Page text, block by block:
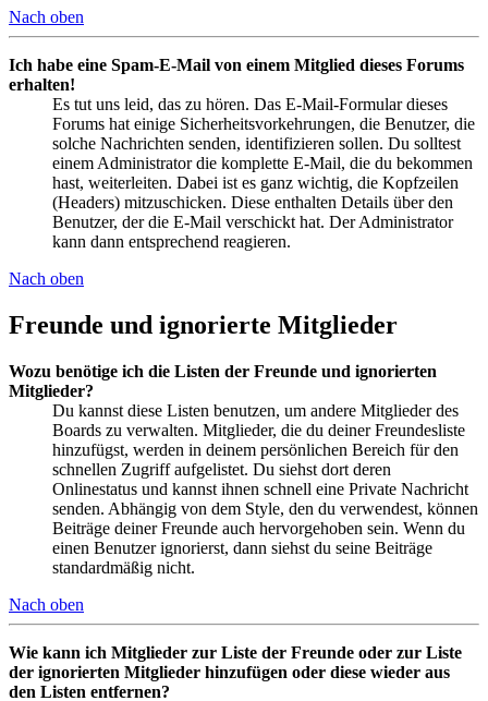
Nach oben
Ich habe eine Spam-E-Mail von einem Mitglied dieses Forums
erhalten!
Es tut uns leid, das zu hören. Das E-Mail-Formular dieses
Forums hat einige Sicherheitsvorkehrungen, die Benutzer, die
solche Nachrichten senden, identifizieren sollen. Du solltest
einem Administrator die komplette E-Mail, die du bekommen
hast, weiterleiten. Dabei ist es ganz wichtig, die Kopfzeilen
(Headers) mitzuschicken. Diese enthalten Details über den
Benutzer, der die E-Mail verschickt hat. Der Administrator
kann dann entsprechend reagieren.
Nach oben
Freunde und ignorierte Mitglieder
Wozu benötige ich die Listen der Freunde und ignorierten
Mitglieder?
Du kannst diese Listen benutzen, um andere Mitglieder des
Boards zu verwalten. Mitglieder, die du deiner Freundesliste
hinzufügst, werden in deinem persönlichen Bereich für den
schnellen Zugriff aufgelistet. Du siehst dort deren
Onlinestatus und kannst ihnen schnell eine Private Nachricht
senden. Abhängig von dem Style, den du verwendest, können
Beiträge deiner Freunde auch hervorgehoben sein. Wenn du
einen Benutzer ignorierst, dann siehst du seine Beiträge
standardmäßig nicht.
Nach oben
Wie kann ich Mitglieder zur Liste der Freunde oder zur Liste
der ignorierten Mitglieder hinzufügen oder diese wieder aus
den Listen entfernen?